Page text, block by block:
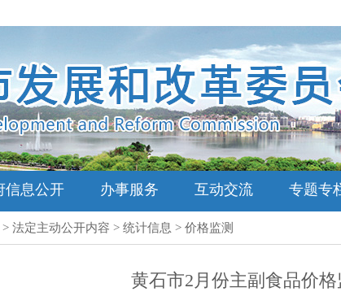
信息公开 办事服务 互动交流 专题专
> 法定主动公开内容 > 统计信息 > 价格监测
黄石市2月份主副食品价